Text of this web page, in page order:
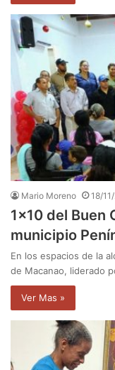
Mario Moreno 18/
1×10 del Buen
municipio
En los espacios de la
de Macanao, liderado
Ver Mas »